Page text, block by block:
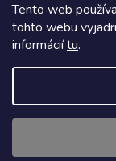
Tento web
tohto webu
informáciítu.
Copyright
Grafický návrh